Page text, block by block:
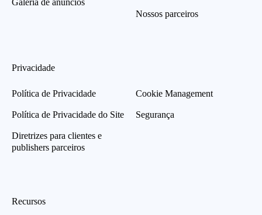
Nossos parceiros
Privacidade
Política de Privacidade
Política de Privacidade do Site
Diretrizes para clientes e
publishers parceiros
Cookie Management
Segurança
Recursos